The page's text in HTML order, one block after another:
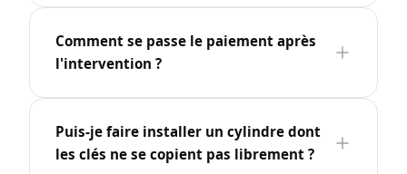
Comment se passe le paiement après
l'intervention ?
Puis-je faire installer un cylindre dont
les clés ne se copient pas librement ?